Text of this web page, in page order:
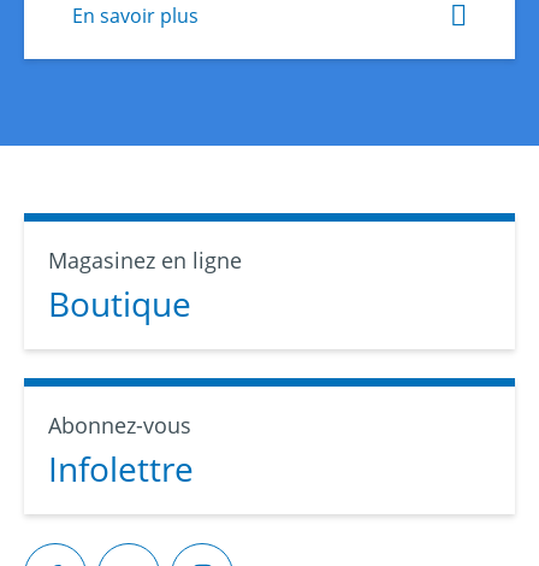
En savoir plus
Magasinez en ligne
Boutique
Abonnez-vous
Infolettre